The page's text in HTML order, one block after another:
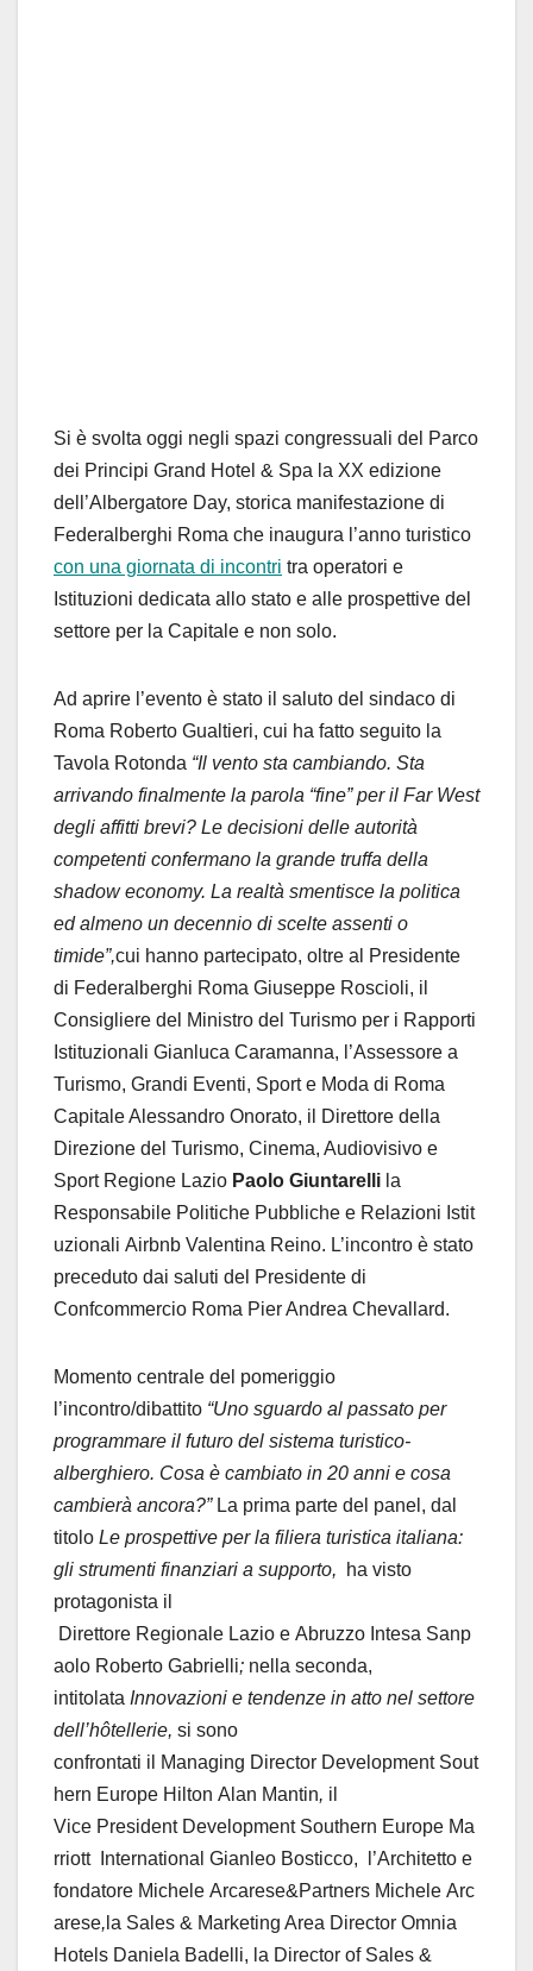
Si è svolta oggi negli spazi congressuali del Parco
dei Principi Grand Hotel & Spa la XX edizione
dell’Albergatore Day, storica manifestazione di
Federalberghi Roma che inaugura l’anno turistico
con una giornata di incontri tra operatori e
Istituzioni dedicata allo stato e alle prospettive del
settore per la Capitale e non solo.
Ad aprire l’evento è stato il saluto del sindaco di
Roma Roberto Gualtieri, cui ha fatto seguito la
Tavola Rotonda “Il vento sta cambiando. Sta
arrivando finalmente la parola “fine” per il Far West
degli affitti brevi? Le decisioni delle autorità
competenti confermano la grande truffa della
shadow economy. La realtà smentisce la politica
ed almeno un decennio di scelte assenti o
timide”,cui hanno partecipato, oltre al Presidente
di Federalberghi Roma Giuseppe Roscioli, il
Consigliere del Ministro del Turismo per i Rapporti
Istituzionali Gianluca Caramanna, l’Assessore a
Turismo, Grandi Eventi, Sport e Moda di Roma
Capitale Alessandro Onorato, il
Direttore della
Direzione del Turismo, Cinema, Audiovisivo e
Sport Regione Lazio Paolo Giuntarelli la
Responsabile Politiche Pubbliche e Relazioni Istit
uzionali Airbnb Valentina Reino. L’incontro è stato
preceduto dai saluti del Presidente di
Confcommercio Roma Pier Andrea Chevallard.
Momento centrale del pomeriggio
l’incontro/dibattito “Uno sguardo al passato per
programmare il futuro del sistema turistico-
alberghiero. Cosa è cambiato in 20 anni e cosa
cambierà ancora?”La prima parte del panel, dal
titolo Le prospettive per la filiera turistica italiana:
gli strumenti finanziari a supporto,
ha visto
protagonista il
Direttore Regionale Lazio e Abruzzo Intesa Sanp
aolo Roberto Gabrielli; nella seconda,
intitolata Innovazioni e tendenze in atto nel settore
dell’hôtellerie, si sono
confrontati il Managing Director Development Sout
hern Europe Hilton Alan Mantin, il
Vice President Development Southern Europe Ma
rriott
International Gianleo Bosticco, l’Architetto e
fondatore Michele Arcarese&Partners Michele Arc
arese, la Sales & Marketing Area Director Omnia
Hotels Daniela Badelli, la Director of Sales &